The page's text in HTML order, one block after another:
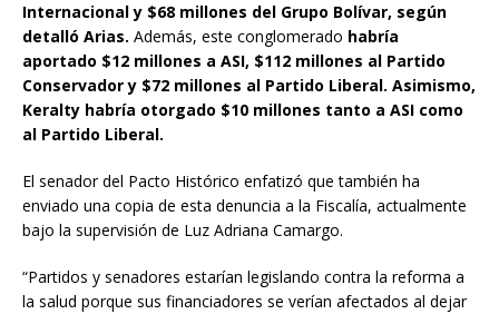
Internacional y $68 millones del Grupo Bolívar, según
detalló Arias. Además, este conglomerado habría
aportado $12 millones a ASI, $112 millones al Partido
Conservador y $72 millones al Partido Liberal. Asimismo,
Keralty habría otorgado $10 millones tanto a ASI como
al Partido Liberal.
El senador del Pacto Histórico enfatizó que también ha
enviado una copia de esta denuncia a la Fiscalía, actualmente
bajo la supervisión de Luz Adriana Camargo.
“Partidos y senadores estarían legislando contra la reforma a
la salud porque sus financiadores se verían afectados al dejar